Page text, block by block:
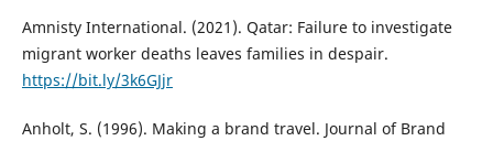
Amnisty International. (2021). Qatar: Failure to investigate
migrant worker deaths leaves families in despair.
https://bit.ly/3k6GJjr
Anholt, S. (1996). Making a brand travel. Journal of Brand